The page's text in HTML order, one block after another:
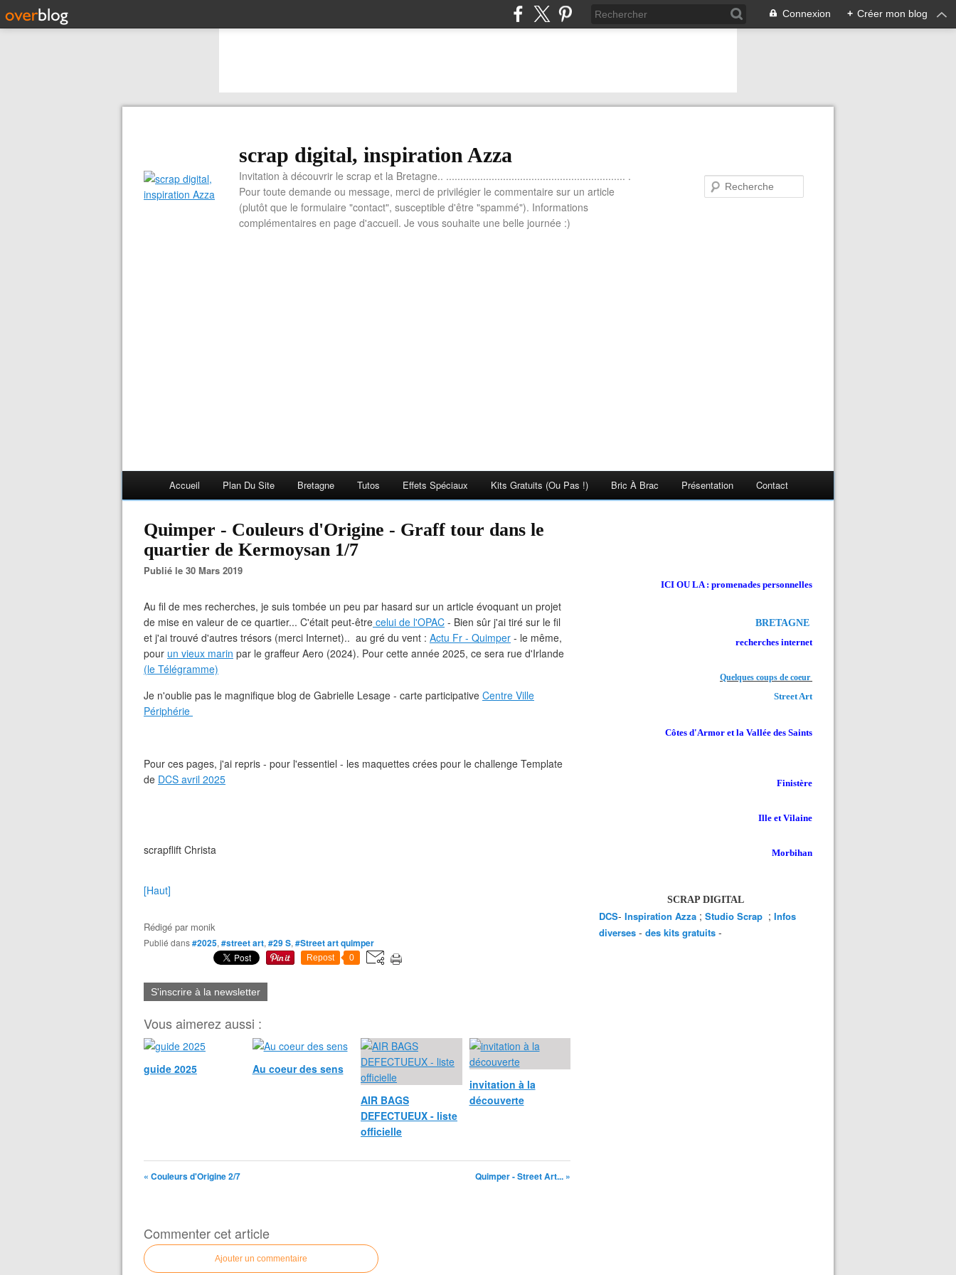
Connexion + Créer mon blog
scrap digital, inspiration Azza
Invitation à découvrir le scrap et la Bretagne.. ............................................................... .
Pour toute demande ou message, merci de privilégier le commentaire sur un article
(plutôt que le formulaire "contact", susceptible d'être "spammé"). Informations
complémentaires en page d'accueil. Je vous souhaite une belle journée :)
Accueil Plan Du Site Bretagne Tutos Effets Spéciaux Kits Gratuits (ou Pas !) Bric À Brac Présentation Contact
Quimper - Couleurs d'Origine - Graff tour dans le
quartier de Kermoysan 1/7
Publié le 30 Mars 2019
Au fil de mes recherches, je suis tombée un peu par hasard sur un article évoquant un projet
de mise en valeur de ce quartier... C'était peut-être celui de l'OPAC - Bien sûr j'ai tiré sur le fil
et j'ai trouvé d'autres trésors (merci Internet).. au gré du vent : Actu Fr - Quimper - le même,
pour un vieux marin par le graffeur Aero (2024). Pour cette année 2025, ce sera rue d'Irlande
(le Télégramme)
Je n'oublie pas le magnifique blog de Gabrielle Lesage - carte participative Centre Ville
Périphérie
Pour ces pages, j'ai repris - pour l'essentiel - les maquettes crées pour le challenge Template
de DCS avril 2025
scrapflift Christa
[Haut]
Rédigé par monik
Publié dans#2025, #street art, #29 S, #Street art quimper
Repost 0
S'inscrire à la newsletter
Vous aimerez aussi :
guide 2025 Au coeur des sens
AIR BAGS
DEFECTUEUX - liste
officielle
invitation à la
découverte
« Couleurs d'Origine 2/7 Quimper - Street Art... »
Commenter cet article
Ajouter un commentaire
ICI OU LA : promenades personnelles
BRETAGNE
recherches internet
Quelques coups de coeur
Street Art
Côtes d'Armor et la Vallée des Saints
Finistère
Ille et Vilaine
Morbihan
SCRAP DIGITAL
DCS- Inspiration Azza ; Studio Scrap ; Infos
diverses - des kits gratuits -